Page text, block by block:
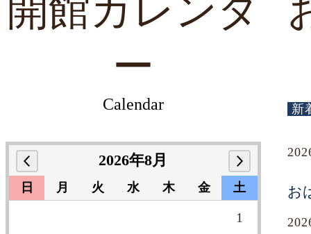
開館カレンダ
ー
Calendar
2026年8月
日 月 火 水 木 金 土
1
新
お